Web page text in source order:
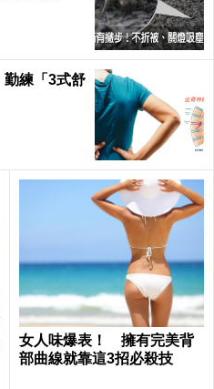
練「3式舒
女人味爆表！ 擁有完美背
部曲線就靠這3招必殺技